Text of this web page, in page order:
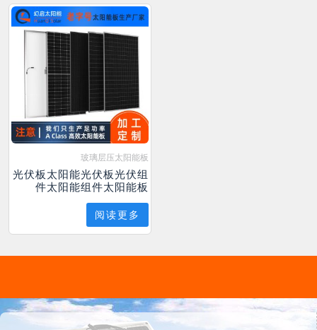
玻璃层压太阳能板
光伏板太阳能光伏板光伏组
件太阳能组件太阳能板
阅读更多